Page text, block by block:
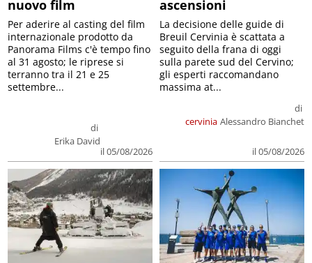
nuovo film
di
Erika David
il 05/08/2026
Per aderire al casting del film
internazionale prodotto da
Panorama Films c'è tempo fino
al 31 agosto; le riprese si
terranno tra il 21 e 25
settembre...
ascensioni
cervinia
di
Alessandro Bianchet
il 05/08/2026
La decisione delle guide di
Breuil Cervinia è scattata a
seguito della frana di oggi
sulla parete sud del Cervino;
gli esperti raccomandano
massima at...